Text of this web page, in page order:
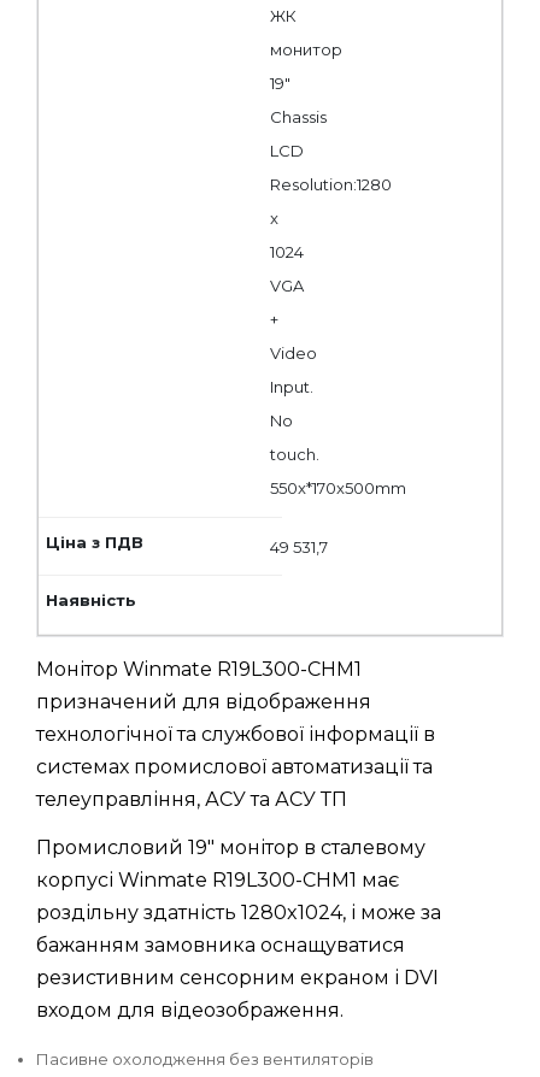
ЖК
монитор
19"
Chassis
LCD
Resolution:1280
x
1024
VGA
+
Video
Input.
No
touch.
550x*170x500mm
49 531,7
Монітор Winmate R19L300-CHM1
призначений для відображення
технологічної та службової інформації в
системах промислової автоматизації та
телеуправління, АСУ та АСУ ТП
Промисловий 19" монітор в сталевому
корпусі Winmate R19L300-CHM1 має
роздільну здатність 1280x1024, і може за
бажанням замовника оснащуватися
резистивним сенсорним екраном і DVI
входом для відеозображення.
Пасивне охолодження без вентиляторів